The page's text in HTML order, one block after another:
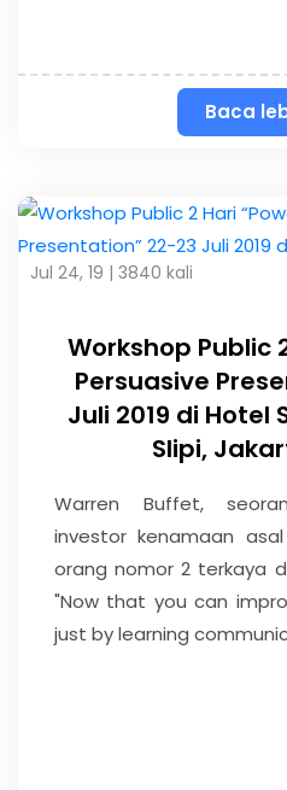
Baca
Jul 24, 19 | 3840 kali
Workshop Public
Persuasive
Juli 2019 di Hotel
Slipi,
Warren Buffet,
investor kenamaan
orang nomor 2 terkaya
"Now that you can
just by learning